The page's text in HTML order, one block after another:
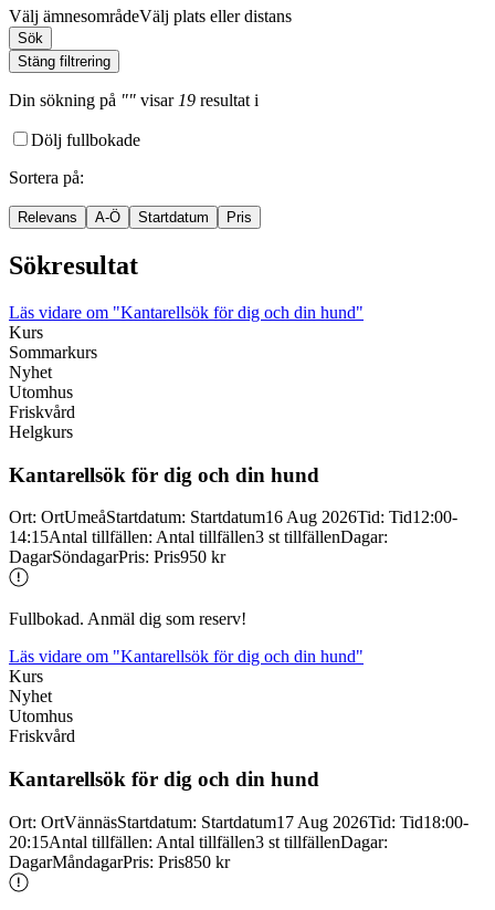
Välj ämnesområdeVälj plats eller distans
Sök
Stäng filtrering
Din sökning på "" visar 19 resultat i
Dölj fullbokade
Sortera på:
Relevans A-Ö Startdatum Pris
Sökresultat
Läs vidare om "Kantarellsök för dig och din hund"
Kurs
Sommarkurs
Nyhet
Utomhus
Friskvård
Helgkurs
Kantarellsök för dig och din hund
Ort: OrtUmeåStartdatum: Startdatum16 Aug 2026Tid: Tid12:00-
14:15Antal tillfällen: Antal tillfällen3 st tillfällenDagar:
DagarSöndagarPris: Pris950 kr
Fullbokad. Anmäl dig som reserv!
Läs vidare om "Kantarellsök för dig och din hund"
Kurs
Nyhet
Utomhus
Friskvård
Kantarellsök för dig och din hund
Ort: OrtVännäsStartdatum: Startdatum17 Aug 2026Tid: Tid18:00-
20:15Antal tillfällen: Antal tillfällen3 st tillfällenDagar:
DagarMåndagarPris: Pris850 kr